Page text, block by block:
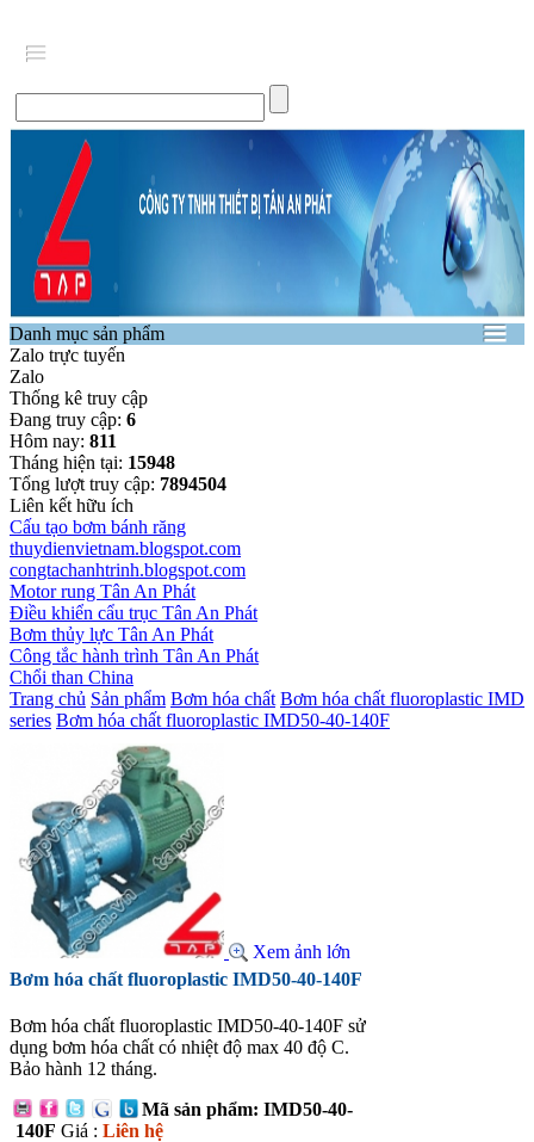
Danh mục sản phẩm
Zalo trực tuyến
Zalo
Thống kê truy cập
Đang truy cập: 6
Hôm nay: 811
Tháng hiện tại: 15948
Tổng lượt truy cập: 7894504
Liên kết hữu ích
Cấu tạo bơm bánh răng
thuydienvietnam.blogspot.com
congtachanhtrinh.blogspot.com
Motor rung Tân An Phát
Điều khiển cẩu trục Tân An Phát
Bơm thủy lực Tân An Phát
Công tắc hành trình Tân An Phát
Chổi than China
Trang chủ Sản phẩm Bơm hóa chất Bơm hóa chất fluoroplastic IMD
series Bơm hóa chất fluoroplastic IMD50-40-140F
Xem ảnh lớn
Bơm hóa chất fluoroplastic IMD50-40-140F
Bơm hóa chất fluoroplastic IMD50-40-140F sử
dụng bơm hóa chất có nhiệt độ max 40 độ C.
Bảo hành 12 tháng.
Mã sản phẩm: IMD50-40-
140F Giá : Liên hệ